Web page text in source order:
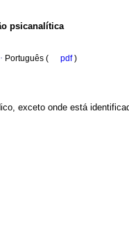
psicanalítica
· Português ( pdf)
exceto onde está